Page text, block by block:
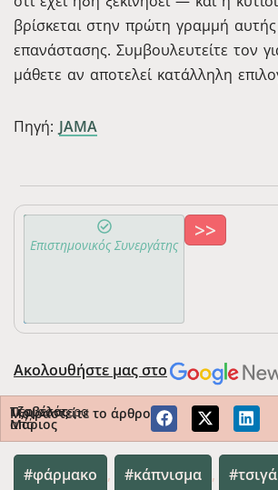
βρίσκεται στην πρώτη γραμμή
επανάστασης. Συμβουλευτείτε τον
μάθετε αν αποτελεί κατάλληλη
Πηγή: JAMA
Τζαβέλας
Μάριος
2313-
Επιστημονικός Συνεργάτης
>>
Ακολουθήστε μας στο
Περισσότερα
από
Τζαβέλας
Μάριος
Μοιραστείτε το άρθρο
φάρμακο , κάπνισμα ,